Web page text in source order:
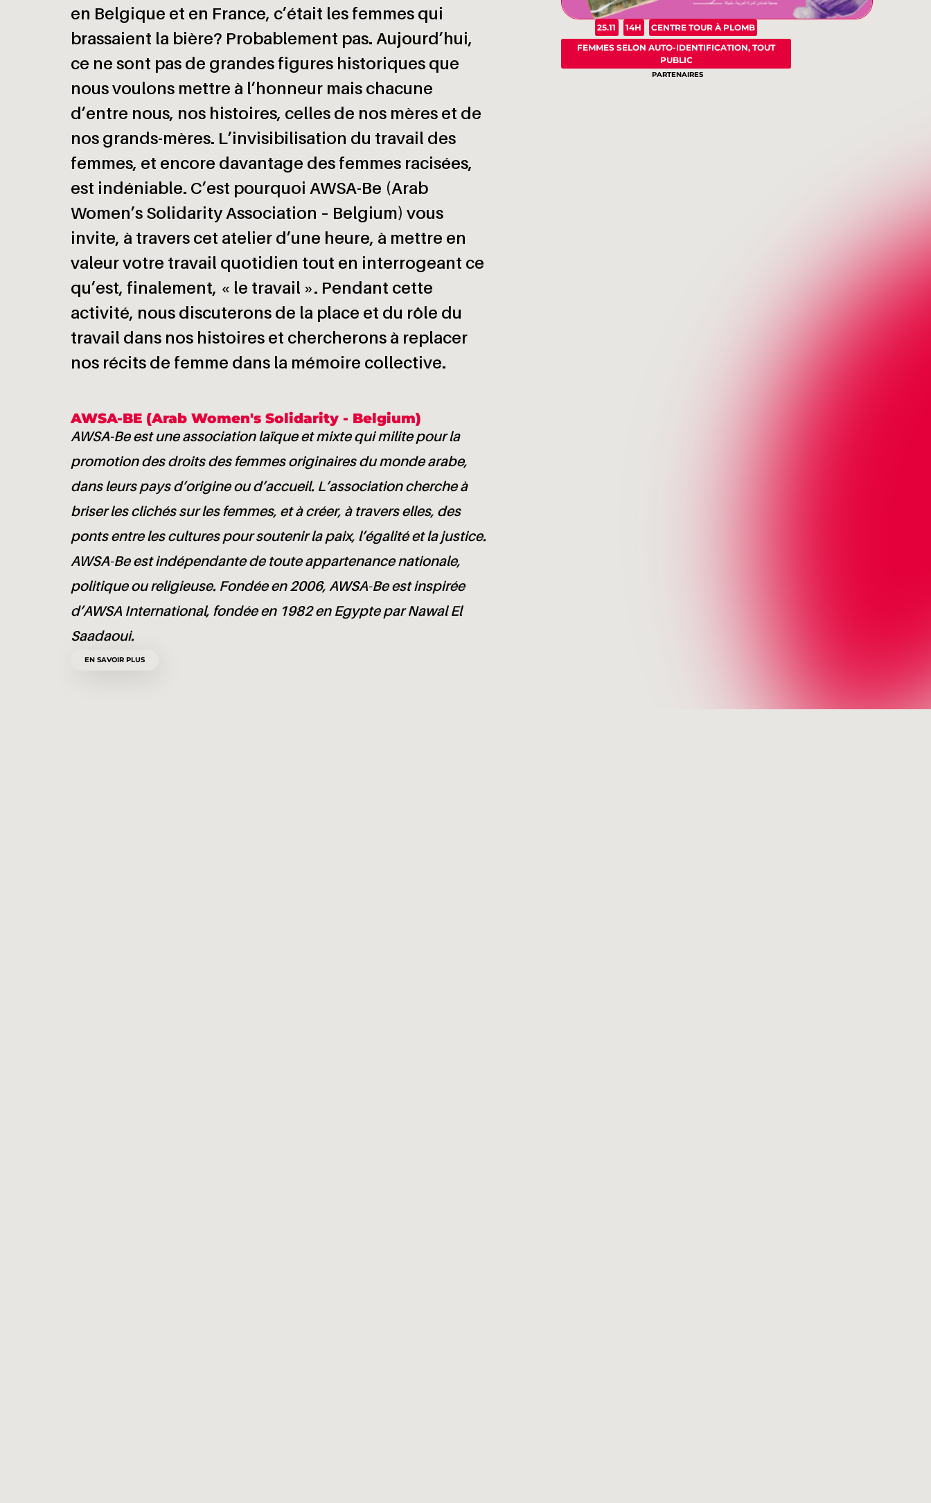
en Belgique et en France, c’était les femmes qui
brassaient la bière? Probablement pas. Aujourd’hui,
ce ne sont pas de grandes figures historiques que
nous voulons mettre à l’honneur mais chacune
d’entre nous, nos histoires, celles de nos mères et de
nos grands-mères. L’invisibilisation du travail des
femmes, et encore davantage des femmes racisées,
est indéniable. C’est pourquoi AWSA-Be (Arab
Women’s Solidarity Association – Belgium) vous
invite, à travers cet atelier d’une heure, à mettre en
valeur votre travail quotidien tout en interrogeant ce
qu’est, finalement, « le travail ». Pendant cette
activité, nous discuterons de la place et du rôle du
travail dans nos histoires et chercherons à replacer
nos récits de femme dans la mémoire collective.
AWSA-BE (Arab Women's Solidarity - Belgium)
AWSA-Be est une association laïque et mixte qui milite pour la
promotion des droits des femmes originaires du monde arabe,
dans leurs pays d’origine ou d’accueil. L’association cherche à
briser les clichés sur les femmes, et à créer, à travers elles, des
ponts entre les cultures pour soutenir la paix, l’égalité et la justice.
AWSA-Be est indépendante de toute appartenance nationale,
politique ou religieuse. Fondée en 2006, AWSA-Be est inspirée
d’AWSA International, fondée en 1982 en Egypte par Nawal El
Saadaoui.
EN SAVOIR PLUS
25.11 14H
CENTRE TOUR À PLOMB
FEMMES SELON AUTO-IDENTIFICATION,TOUT
PUBLIC
PARTENAIRES